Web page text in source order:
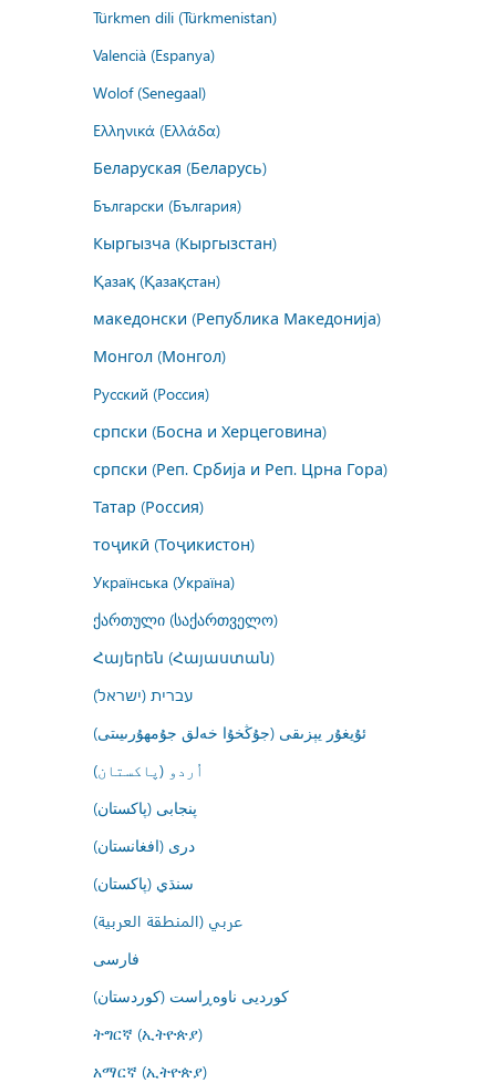
Türkmen dili (Türkmenistan)
Valencià (Espanya)
Wolof (Senegaal)
Ελληνικά (Ελλάδα)
Беларуская (Беларусь)
Български (България)
Кыргызча (Кыргызстан)
Қазақ (Қазақстан)
македонски (Република Македонија)
Монгол (Монгол)
Русский (Россия)
српски (Босна и Херцеговина)
српски (Реп. Србија и Реп. Црна Гора)
Татар (Россия)
тоҷикӣ (Тоҷикистон)
Українська (Україна)
ქართული (საქართველო)
Հայերեն (Հայաստան)
עברית (ישראל)
ئۇيغۇر يېزىقى (جۇڭخۇا خەلق جۇمھۇرىيىتى)
اُردو (پاکستان)
پنجابی (پاکستان)
درى (افغانستان)
سنڌي (پاکستان)
عربي (المنطقة العربية)
فارسى
کوردیی ناوەڕاست (کوردستان)
ትግርኛ (ኢትዮጵያ)
አማርኛ (ኢትዮጵያ)